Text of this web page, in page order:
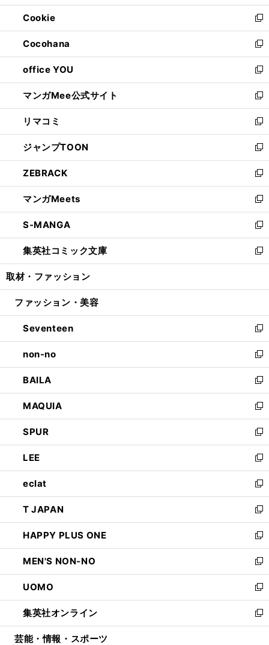
開
く
ウ
で
開
く
ン
ド
ウ
で
開
く
ウ
ィ
ン
ド
ウ
で
開
く
Cookie
新
し
い
ウ
ィ
ン
ド
ウ
で
開
く
Cocohana
新
し
い
ウ
ィ
ン
ド
ウ
で
開
く
office YOU
新
し
い
ウ
ィ
ン
ド
ウ
で
開
く
マンガMee公式サイト
新
し
い
ウ
ィ
ン
ド
ウ
で
開
く
リマコミ
新
し
い
ウ
ィ
ン
ド
ウ
で
開
く
ジャンプTOON
新
し
い
ウ
ィ
ン
ド
ウ
で
開
ZEBRACK
新
し
い
ウ
ィ
ン
ド
ウ
開
マンガMeets
新
し
い
ウ
ィ
ン
ウ
開
く
S-MANGA
新
し
い
ウ
ン
ウ
で
開
く
集英社コミック文庫
新
し
ウ
ン
ド
ウ
で
開
く
取材・ファッション
ファッション・美容
Seventeen
新
し
い
ウ
ィ
ン
ド
ウ
で
開
く
non-no
新
し
い
ウ
ィ
ン
ド
ウ
で
開
く
BAILA
新
し
い
ウ
ィ
ン
ド
ウ
で
開
く
MAQUIA
新
し
い
ウ
ィ
ン
ド
ウ
で
開
く
SPUR
新
し
い
ウ
ィ
ン
ド
ウ
で
開
く
LEE
新
し
い
ウ
ィ
ン
ド
ウ
で
開
く
eclat
新
し
い
ウ
ィ
ン
ド
ウ
で
開
く
T JAPAN
新
し
い
ウ
ィ
ン
ド
ウ
で
開
HAPPY PLUS ONE
新
し
い
ウ
ィ
ン
ド
ウ
MEN'S NON-NO
新
し
い
ウ
ィ
ン
UOMO
新
し
い
ウ
集英社オンライン
新
し
芸能・情報・スポーツ